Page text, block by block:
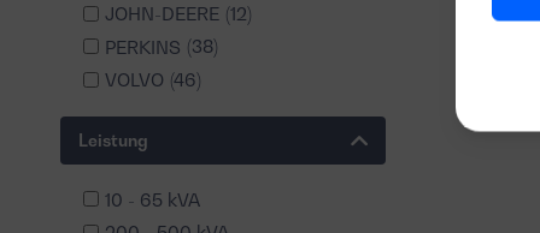
JOHN-DEERE (12)
PERKINS (38)
VOLVO (46)
Leistung
10 - 65 kVA